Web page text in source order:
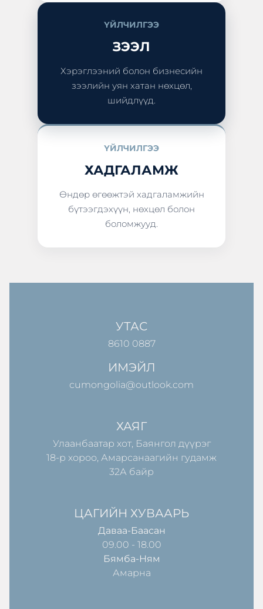
ҮЙЛЧИЛГЭЭ
ЗЭЭЛ
Хэрэглээний болон бизнесийн
зээлийн уян хатан нөхцөл,
шийдлүүд.
ҮЙЛЧИЛГЭЭ
ХАДГАЛАМЖ
Өндөр өгөөжтэй хадгаламжийн
бүтээгдэхүүн, нөхцөл болон
боломжууд.
УТАС
8610 0887
ИМЭЙЛ
cumongolia@outlook.com
ХАЯГ
Улаанбаатар хот, Баянгол дүүрэг
18-р хороо, Амарсанаагийн гудамж
32А байр
ЦАГИЙН ХУВААРЬ
Даваа-Баасан
09.00 - 18.00
Бямба-Ням
Амарна